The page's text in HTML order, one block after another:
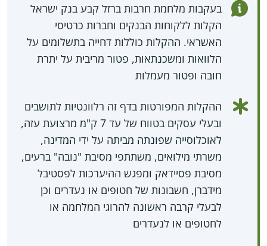
בעקבות מלחמת חרבות ברזל קבע בנק ישראל
הקלות ללקוחות הבנקים וחברות כרטיסי
האשראי. ההקלות כוללות דחייה בתשלומים על
הלוואות ומשכנתאות, פטור מריבית על יתרת
חובה ופטור מעמלות
ההקלות המפורטות בדף זה רלוונטיות לתושבים
ובעלי עסקים בטווח של עד 7 ק"מ מרצועת עזה,
לאוכלוסייה שפונתה מביתה על ידי המדינה,
משרתי מילואים, משתתפי מסיבת "נובה" ברעים,
מסיבת פסיידאק ומפגש ההיערכות לפסטיבל
מידברן, חשבונות של חטופים או נעדרים וכן
לבעלי קרבה ראשונה להרוגי המלחמה או
לחטופים או לנעדרים